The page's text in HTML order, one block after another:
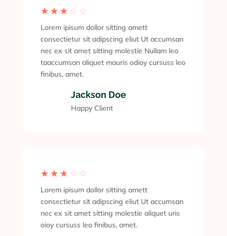
☆ ☆ ☆ ☆ ☆
Lorem ipisum dollor sitting amett
consectietur sit adipscing eliut Ut accumsan
nec ex sit amet sitting molestie Nullam leo
taaccumsan aliquet mauris odioy cursuss leo
finibus, amet.
Jackson Doe
Happy Client
☆ ☆ ☆ ☆ ☆
Lorem ipisum dollor sitting amett
consectietur sit adipscing eliut Ut accumsan
nec ex sit amet sitting molestie aliquet uris
oioy cursuss leo finibus, amet.